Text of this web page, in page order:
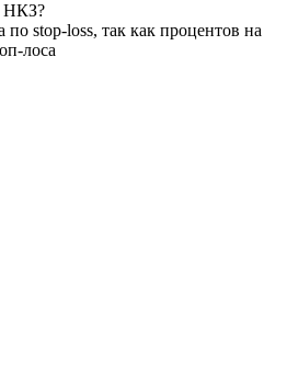
НКЗ?
по stop-loss, так как процентов на
лоса